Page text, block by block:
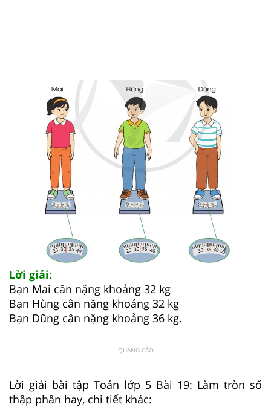
Lời giải:
Bạn Mai cân nặng khoảng 32 kg
Bạn Hùng cân nặng khoảng 32 kg
Bạn Dũng cân nặng khoảng 36 kg.
QUẢNG CÁO
Lời giải bài tập Toán lớp 5 Bài 19: Làm tròn số
thập phân hay, chi tiết khác: